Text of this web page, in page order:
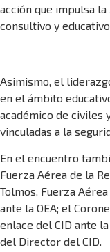
acción que impulsa
consultivo y educativo
Asimismo, el
en el ámbito
académico de civiles
vinculadas a la
En el encuentro
Fuerza Aérea de la
Tolmos, Fuerza
ante la OEA; el
enlace del CID ante
del Director del CID.